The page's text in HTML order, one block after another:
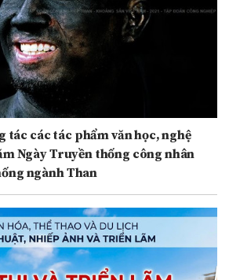
tác các tác phẩm văn học, nghệ
Ngày Truyền thống công nhân
ngành Than